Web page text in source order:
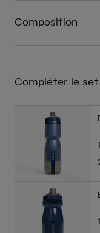
Composition
Compléter le set